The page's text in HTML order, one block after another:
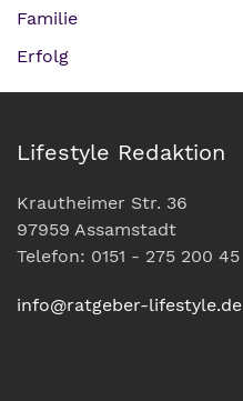
Familie
Erfolg
Lifestyle Redaktion
Krautheimer Str. 36
97959 Assamstadt
Telefon: 0151 - 275 200 45
info@ratgeber-lifestyle.de